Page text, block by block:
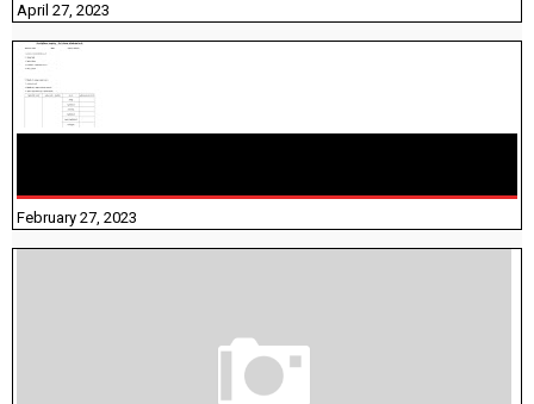
April 27, 2023
February 27, 2023